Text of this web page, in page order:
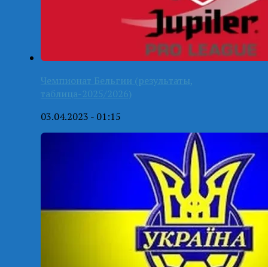
Чемпионат Бельгии (результаты,
таблица-2025/2026)
03.04.2023 - 01:15